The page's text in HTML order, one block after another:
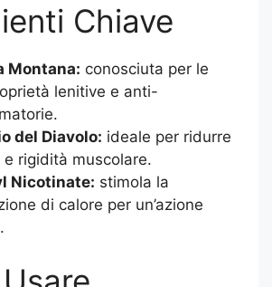
Chiave
Montana: conosciuta per le
lenitive e anti-
del Diavolo: ideale per ridurre
e rigidità muscolare.
Nicotinate: stimola la
di calore per un’azione